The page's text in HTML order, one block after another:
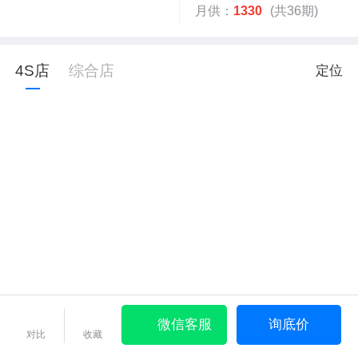
月供： 1330 (共36期)
4S店 综合店 定位
对比 收藏
微信客服 询底价